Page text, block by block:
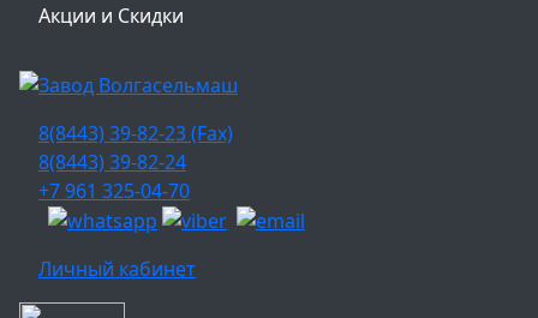
Акции и Скидки
8(8443) 39-82-23 (Fax)
8(8443) 39-82-24
+7 961 325-04-70
Личный кабинет